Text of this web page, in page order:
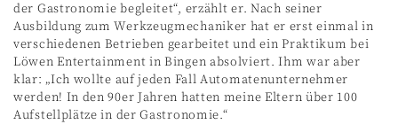
der Gastronomie begleitet“, erzählt er. Nach seiner
Ausbildung zum Werkzeugmechaniker hat er erst einmal in
verschiedenen Betrieben gearbeitet und ein Praktikum bei
Löwen Entertainment in Bingen absolviert. Ihm war aber
klar: „Ich wollte auf jeden Fall Automatenunternehmer
werden! In den 90er Jahren hatten meine Eltern über 100
Aufstellplätze in der Gastronomie.“